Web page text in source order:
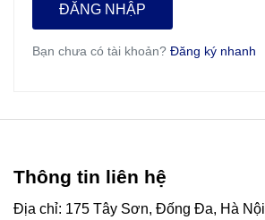
ĐĂNG NHẬP
Bạn chưa có tài khoản? Đăng ký nhanh
Thông tin liên hệ
Địa chỉ: 175 Tây Sơn, Đống Đa, Hà Nội